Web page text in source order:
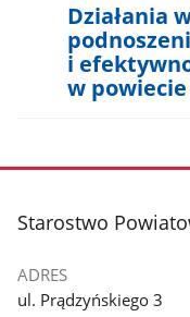
Działania
i
w
stopka
Starostwo
ADRES
ul. Prądzyńskiego 3